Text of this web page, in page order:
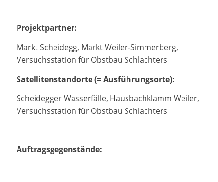
Projektpartner:
Markt Scheidegg, Markt Weiler-Simmerberg,
Versuchsstation für Obstbau Schlachters
Satellitenstandorte (= Ausführungsorte):
Scheidegger Wasserfälle, Hausbachklamm Weiler,
Versuchsstation für Obstbau Schlachters
Auftragsgegenstände: